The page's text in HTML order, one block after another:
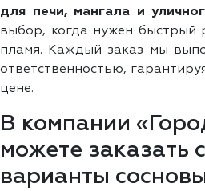
для печи, мангала и
выбор, когда нужен быстрый
пламя. Каждый заказ мы
ответственностью,
цене.
В компании
можете заказать
варианты